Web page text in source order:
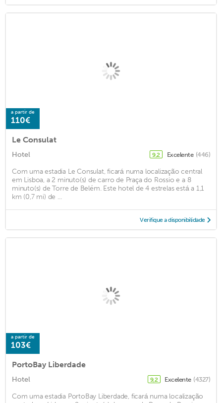
a partir de
110€
Le Consulat
Hotel 9,2 Excelente (446)
Com uma estadia Le Consulat, ficará numa localização central
em Lisboa, a 2 minuto(s) de carro de Praça do Rossio e a 8
minuto(s) de Torre de Belém. Este hotel de 4 estrelas está a 1,1
km (0,7 mi) de ...
Verifique a disponibilidade
a partir de
103€
PortoBay Liberdade
Hotel 9,2 Excelente (4327)
Com uma estadia PortoBay Liberdade, ficará numa localização